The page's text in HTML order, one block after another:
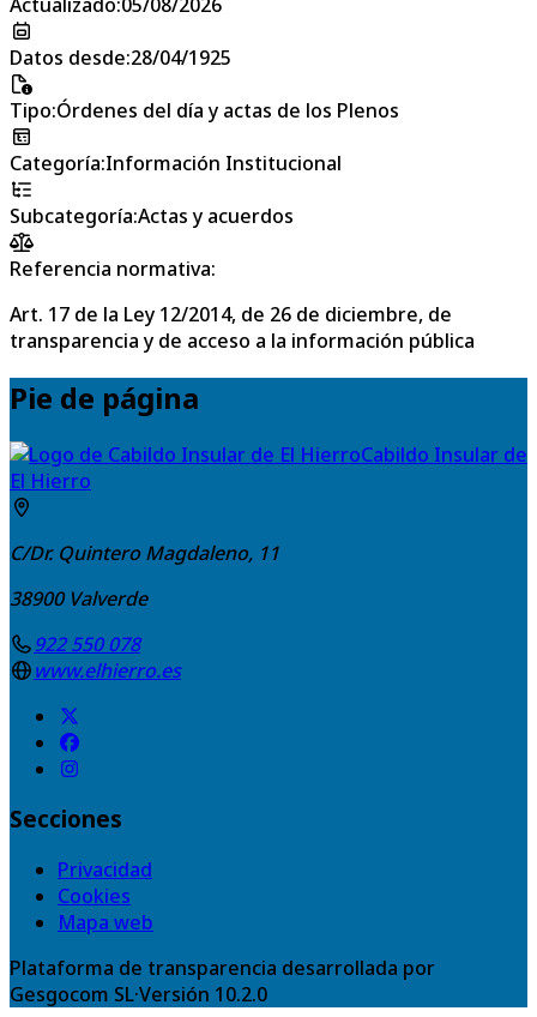
Datos desde:28/04/1925
Tipo:Órdenes del día y actas de los Plenos
Categoría:Información Institucional
Subcategoría:Actas y acuerdos
Referencia normativa:
Art. 17 de la Ley 12/2014, de 26 de diciembre, de
transparencia y de acceso a la información pública
Pie de página
Cabildo Insular de
El Hierro
C/Dr. Quintero Magdaleno, 11
38900 Valverde
922 550 078
www.elhierro.es
Secciones
Privacidad
Cookies
Mapa web
Plataforma de transparencia desarrollada por
Gesgocom SL·Versión 10.2.0